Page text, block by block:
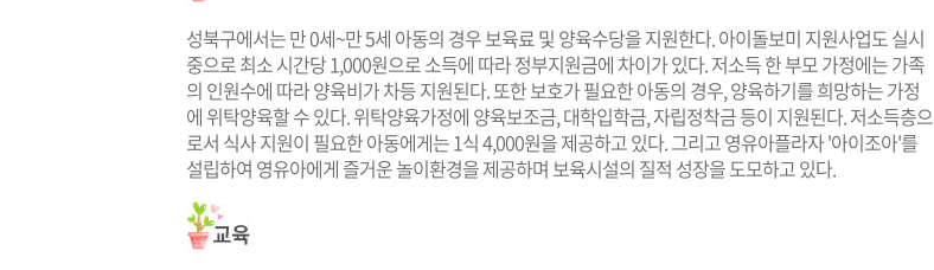
성북구에서는 만 0세~만 5세 아동의 경우 보육료 및 양육수당을 지원한다. 아이돌보미 지원사업도 실시
중으로 최소 시간당 1,000원으로 소득에 따라 정부지원금에 차이가 있다. 저소득 한 부모 가정에는 가족
의 인원수에 따라 양육비가 차등 지원된다. 또한 보호가 필요한 아동의 경우, 양육하기를 희망하는 가정
에 위탁양육할 수 있다. 위탁양육가정에 양육보조금, 대학입학금, 자립정착금 등이 지원된다. 저소득층으
로서 식사 지원이 필요한 아동에게는 1식 4,000원을 제공하고 있다. 그리고 영유아플라자 '아이조아'를
설립하여 영유아에게 즐거운 놀이환경을 제공하며 보육시설의 질적 성장을 도모하고 있다.